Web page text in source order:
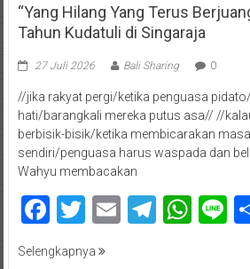
“Yang Hilang Yang Terus
Tahun Kudatuli di Singaraja
27 Juli 2026 Bali Sharing 0
//jika rakyat pergi/ketika penguasa
hati/barangkali mereka putus asa// //
berbisik-bisik/ketika membicarakan
sendiri/penguasa harus waspada dan
Wahyu membacakan
Facebook
Twitter
Email
Selengkapnya